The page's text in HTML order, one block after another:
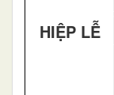
HIỆP LỄ